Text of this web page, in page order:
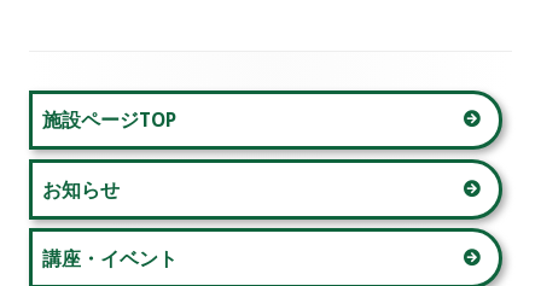
ゲ
ー
シ
メ
イ
ン
サ
施設ページTOP
お知らせ
講座・イベント